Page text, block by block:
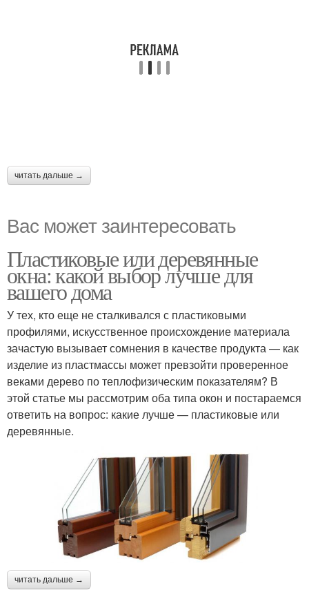
читать дальше →
Вас может заинтересовать
Пластиковые или деревянные
окна: какой выбор лучше для
вашего дома
У тех, кто еще не сталкивался с пластиковыми
профилями, искусственное происхождение материала
зачастую вызывает сомнения в качестве продукта — как
изделие из пластмассы может превзойти проверенное
веками дерево по теплофизическим показателям? В
этой статье мы рассмотрим оба типа окон и постараемся
ответить на вопрос: какие лучше — пластиковые или
деревянные.
читать дальше →